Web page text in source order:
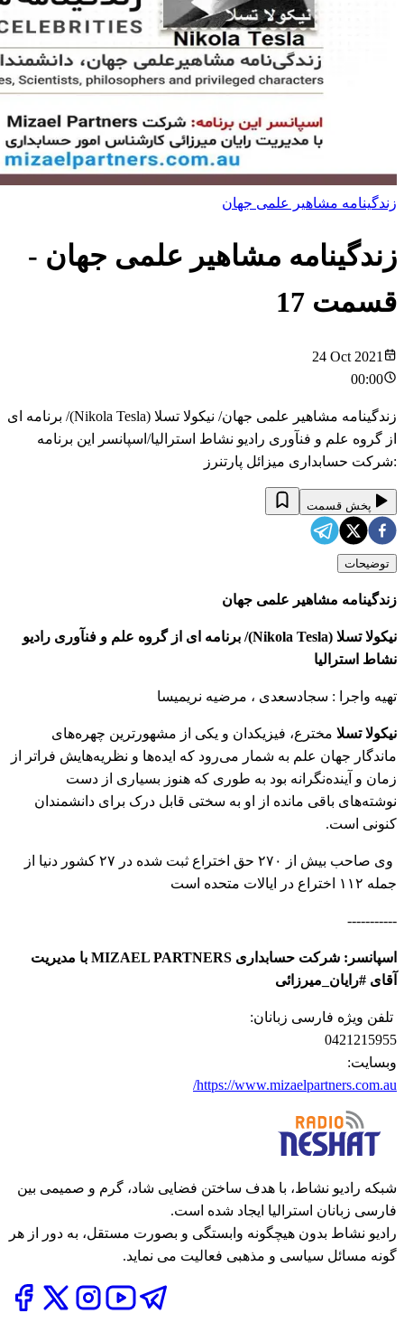
زندگینامه مشاهیر علمی جهان
زندگینامه مشاهیر علمی جهان -
قسمت 17
24 Oct 2021
00:00
زندگینامه مشاهیر علمی جهان/ نیکولا تسلا (Nikola Tesla)/ برنامه ای
از گروه علم و فنآوری رادیو نشاط استرالیا/اسپانسر این برنامه
:شرکت حسابداری میزائل پارتنرز
پخش قسمت
توضیحات
زندگینامه مشاهیر علمی جهان
نیکولا تسلا (Nikola Tesla)/ برنامه ای از گروه علم و فنآوری رادیو
نشاط استرالیا
تهیه واجرا : سجادسعدی ، مرضیه نریمیسا
نیکولا تسلا مخترع، فیزیکدان و یکی از مشهورترین چهره‌های
ماندگار جهان علم به شمار می‌رود که ایده‌ها و نظریه‌هایش فراتر از
زمان و آینده‌نگرانه بود به طوری که هنوز بسیاری از دست
نوشته‌های باقی مانده از او به سختی قابل درک برای دانشمندان
کنونی است.
وی صاحب بیش از ۲۷۰ حق اختراع ثبت شده در ۲۷ کشور دنیا از
جمله ۱۱۲ اختراع در ایالات متحده است
-----------
اسپانسر: شرکت حسابداری MIZAEL PARTNERS با مدیریت
آقای #رایان_میرزائی
تلفن ویژه فارسی زبانان:
0421215955
وبسایت:
https://www.mizaelpartners.com.au/
شبکه رادیو نشاط، با هدف ساختن فضایی شاد، گرم و صمیمی بین
فارسی زبانان استرالیا ایجاد شده است.
رادیو نشاط بدون هیچگونه وابستگی و بصورت مستقل، به دور از هر
گونه مسائل سیاسی و مذهبی فعالیت می نماید.